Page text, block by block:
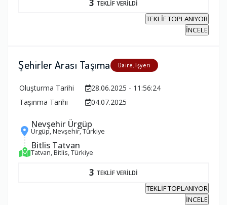
3 TEKLİF VERİLDİ
TEKLİF TOPLANIYOR
İNCELE
Şehirler Arası Taşıma Daire, İşyeri
Oluşturma Tarihi
28.06.2025 - 11:56:24
Taşınma Tarihi
04.07.2025
Nevşehir Ürgüp
Ürgüp, Nevşehir, Türkiye
Bitlis Tatvan
Tatvan, Bitlis, Türkiye
3 TEKLİF VERİLDİ
TEKLİF TOPLANIYOR
İNCELE